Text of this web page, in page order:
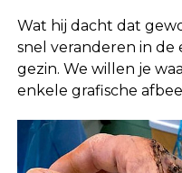
Wat hij dacht dat
snel veranderen in
gezin. We willen je
enkele grafische